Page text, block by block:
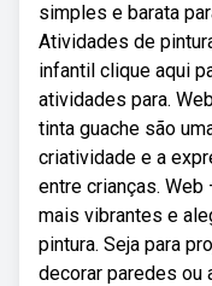
simples e barata
Atividades de
infantil clique aqui
atividades para.
tinta guache são
criatividade e a
entre crianças.
mais vibrantes e
pintura. Seja para
decorar paredes ou